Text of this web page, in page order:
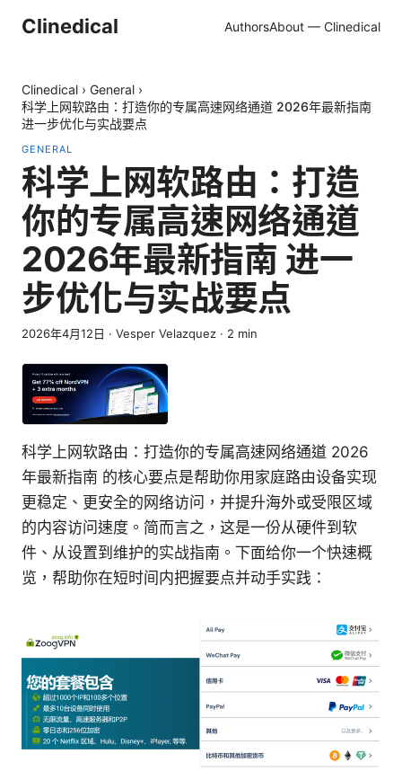
Clinedical AuthorsAbout — Clinedical
Clinedical › General ›
科学上网软路由：打造你的专属高速网络通道 2026年最新指南
进一步优化与实战要点
GENERAL
科学上网软路由：打造
你的专属高速网络通道
2026年最新指南 进一
步优化与实战要点
2026年4月12日 · Vesper Velazquez · 2 min
科学上网软路由：打造你的专属高速网络通道 2026
年最新指南 的核心要点是帮助你用家庭路由设备实现
更稳定、更安全的网络访问，并提升海外或受限区域
的内容访问速度。简而言之，这是一份从硬件到软
件、从设置到维护的实战指南。下面给你一个快速概
览，帮助你在短时间内把握要点并动手实践：